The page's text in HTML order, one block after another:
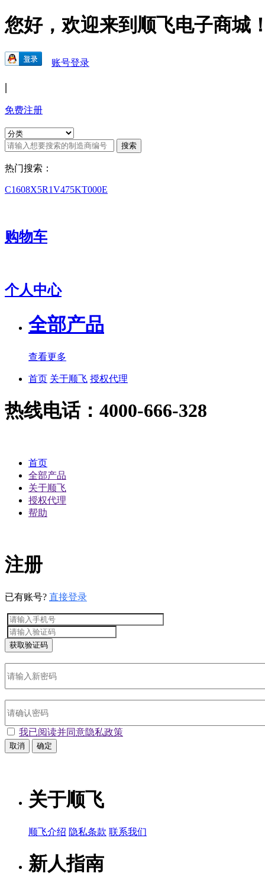
您好，欢迎来到顺飞电子商城
账号登录
|
免费注册
热门搜索：
C1608X5R1V475KT000E
购物车
个人中心
全部产品
查看更多
首页 关于顺飞 授权代理
热线电话：4000-666-328
首页
全部产品
关于顺飞
授权代理
帮助
注册
已有账号? 直接登录
获取验证码
我已阅读并同意隐私政策
取消 确定
关于顺飞
顺飞介绍 隐私条款 联系我们
新人指南